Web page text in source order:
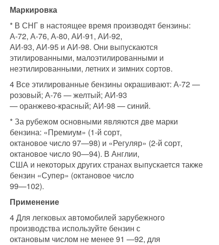
Маркировка
* В СНГ в настоящее время производят бензины:
А-72, А-76, А-80, АИ-91, АИ-92,
АИ-93, АИ-95 и АИ-98. Они выпускаются
этилированными, малоэтилированными и
неэтилированными, летних и зимних сортов.
4 Все этилированные бензины окрашивают: А-72 —
розовый; А-76 — желтый; АИ-93
— оранжево-красный; АИ-98 — синий.
* За рубежом основными являются две марки
бензина: «Премиум» (1-й сорт,
октановое число 97—98) и «Регуляр» (2-й сорт,
октановое число 90—94). В Англии,
США и некоторых других странах выпускается также
бензин «Супер» (октановое число
99—102).
Применение
4 Для легковых автомобилей зарубежного
производства используйте бензин с
октановым числом не менее 91 —92, для